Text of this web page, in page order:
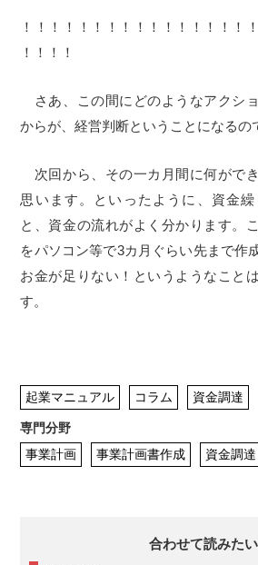
！！！！！！！！！！！！！！！！
！！！！
さあ、この間にどのようなアクシ
からが、経営判断ということになるの
次回から、その一カ月間に何がで
思います。といったように、資金繰
と、資金の流れがよく分かります。
をパソコン等で3カ月ぐらい先まで作
お金が足りない！というようなこと
す。
起業マニュアル コラム 資金調達
専門分野
事業計画
事業計画書作成 資金調達
合わせて読みたい